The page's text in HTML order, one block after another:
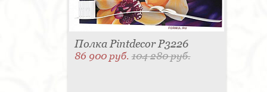
Полка Pintdecor P3226
86 900 руб.104 280 руб.